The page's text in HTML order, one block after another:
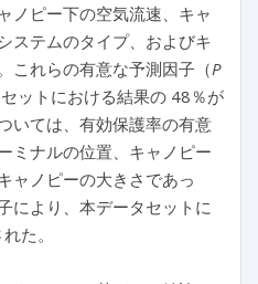
ノピー下の空気流速、キャ
ステムのタイプ、およびキ
これらの有意な予測因子（P
ットにおける結果の 48％が
いては、有効保護率の有意
ミナルの位置、キャノピー
ャノピーの大きさであっ
により、本データセットに
た。